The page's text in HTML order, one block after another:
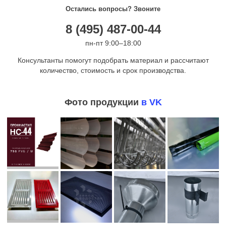
Остались вопросы? Звоните
8 (495) 487-00-44
пн-пт 9:00–18:00
Консультанты помогут подобрать материал и рассчитают
количество, стоимость и срок производства.
Фото продукции в VK